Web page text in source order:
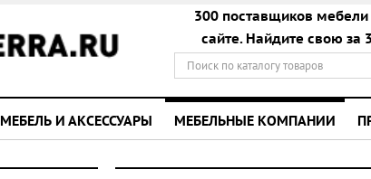
300 поставщиков
сайте. Найдите свою за
МЕБЕЛЬ И АКСЕССУАРЫ МЕБЕЛЬНЫЕ КОМПАНИИ